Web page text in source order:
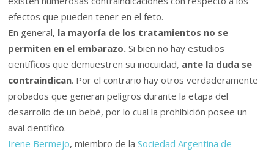
efectos que pueden tener en el feto.
En general, la mayoría de los tratamientos no se
permiten en el embarazo.Si bien no hay estudios
científicos que demuestren su inocuidad, ante la duda se
contraindican. Por el contrario hay otros verdaderamente
probados que generan peligros durante la etapa del
desarrollo de un bebé, por lo cual la prohibición posee un
aval científico.
Irene Bermejo, miembro de laSociedad Argentina de